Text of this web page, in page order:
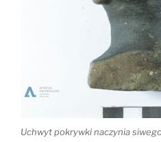
Uchwyt pokrywki naczynia